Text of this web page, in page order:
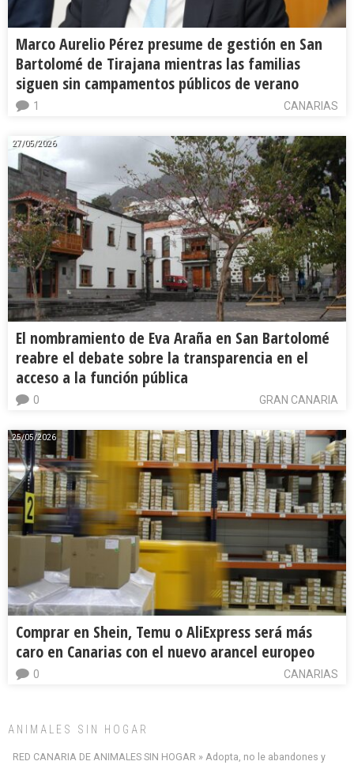
Marco Aurelio Pérez presume de gestión en San
Bartolomé de Tirajana mientras las familias
siguen sin campamentos públicos de verano
CANARIAS
1
27/05/2026
El nombramiento de Eva Araña en San Bartolomé
reabre el debate sobre la transparencia en el
acceso a la función pública
GRAN CANARIA
0
25/05/2026
Comprar en Shein, Temu o AliExpress será más
caro en Canarias con el nuevo arancel europeo
CANARIAS
0
ANIMALES SIN HOGAR
RED CANARIA DE ANIMALES SIN HOGAR » Adopta, no le abandones y